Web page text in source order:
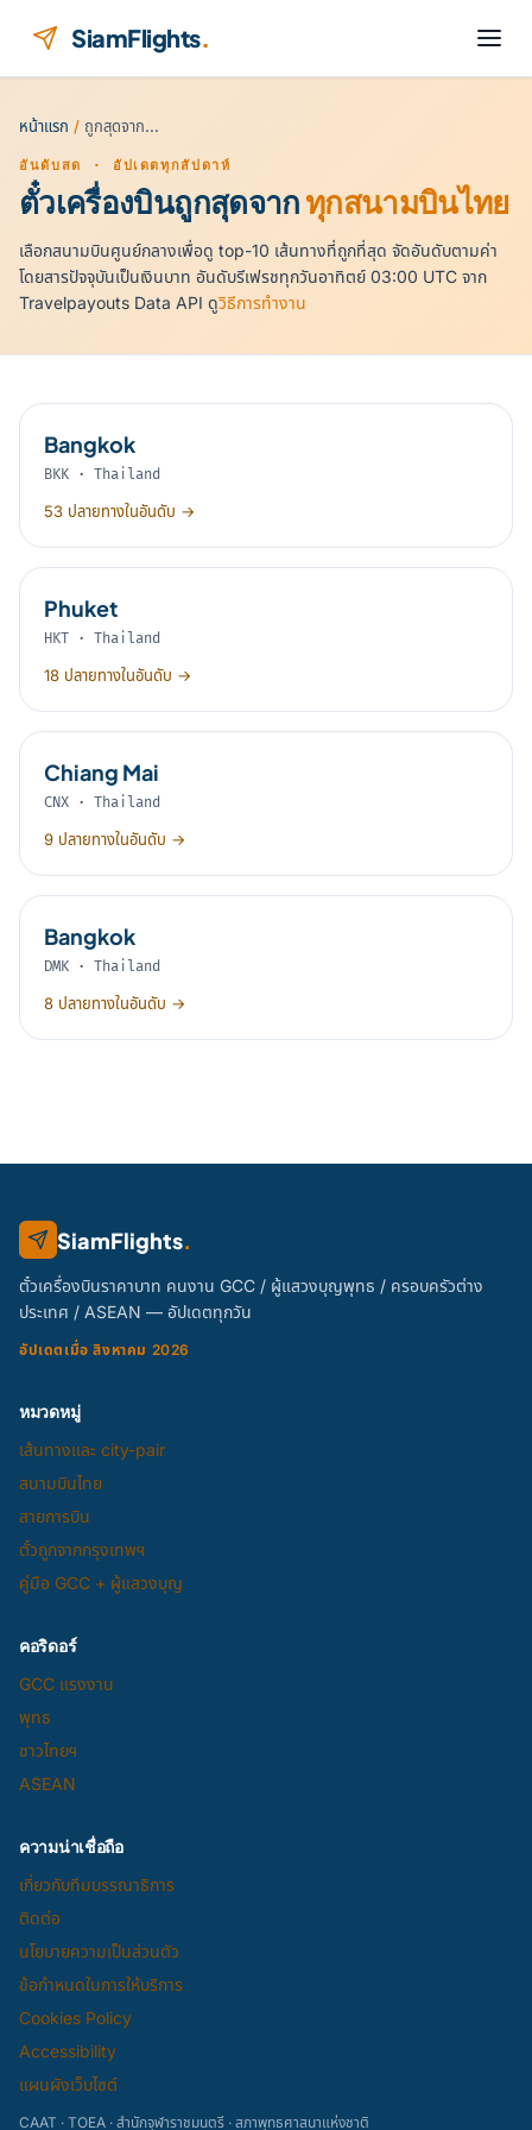
SiamFlights.
หน้าแรก / ถูกสุดจาก…
อันดับสด · อัปเดตทุกสัปดาห์
ตั๋วเครื่องบินถูกสุดจากทุกสนามบินไทย
เลือกสนามบินศูนย์กลางเพื่อดู top-10 เส้นทางที่ถูกที่สุด จัดอันดับตามค่า
โดยสารปัจจุบันเป็นเงินบาท อันดับรีเฟรชทุกวันอาทิตย์ 03:00 UTC จาก
Travelpayouts Data API ดูวิธีการทำงาน
Bangkok
BKK · Thailand
53 ปลายทางในอันดับ →
Phuket
HKT · Thailand
18 ปลายทางในอันดับ →
Chiang Mai
CNX · Thailand
9 ปลายทางในอันดับ →
Bangkok
DMK · Thailand
8 ปลายทางในอันดับ →
SiamFlights.
ตั๋วเครื่องบินราคาบาท คนงาน GCC / ผู้แสวงบุญพุทธ / ครอบครัวต่าง
ประเทศ / ASEAN — อัปเดตทุกวัน
อัปเดตเมื่อ สิงหาคม 2026
หมวดหมู่
เส้นทางและ city-pair
สนามบินไทย
สายการบิน
ตั๋วถูกจากกรุงเทพฯ
คู่มือ GCC + ผู้แสวงบุญ
คอริดอร์
GCC แรงงาน
พุทธ
ชาวไทยฯ
ASEAN
ความน่าเชื่อถือ
เกี่ยวกับทีมบรรณาธิการ
ติดต่อ
นโยบายความเป็นส่วนตัว
ข้อกำหนดในการให้บริการ
Cookies Policy
Accessibility
แผนผังเว็บไซต์
CAAT · TOEA · สำนักจุฬาราชมนตรี · สภาพุทธศาสนาแห่งชาติ